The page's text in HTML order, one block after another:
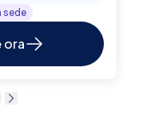
sede
ora